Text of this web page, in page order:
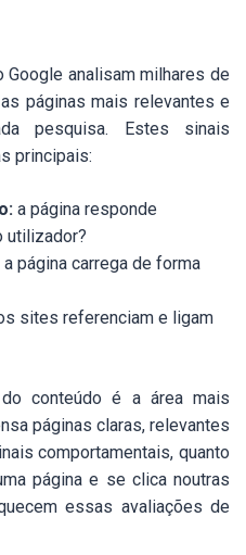
analisam milhares de
páginas mais relevantes e
pesquisa. Estes sinais
principais:
a página responde
utilizador?
a página carrega de forma
sites referenciam e ligam
conteúdo é a área mais
páginas claras, relevantes
comportamentais, quanto
página e se clica noutras
essas avaliações de